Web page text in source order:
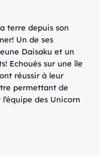
terre depuis son
Un de ses
Daisaku et un
Echoués sur une île
réussir à leur
permettant de
des Unicorn